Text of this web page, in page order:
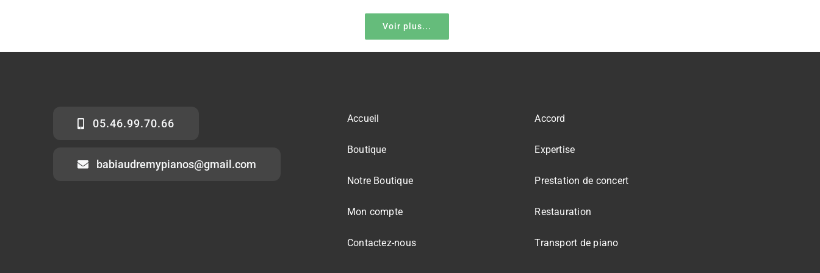
Voir plus...
05.46.99.70.66
babiaudremypianos@gmail.com
Accueil
Boutique
Notre Boutique
Mon compte
Contactez-nous
Accord
Expertise
Prestation de concert
Restauration
Transport de piano